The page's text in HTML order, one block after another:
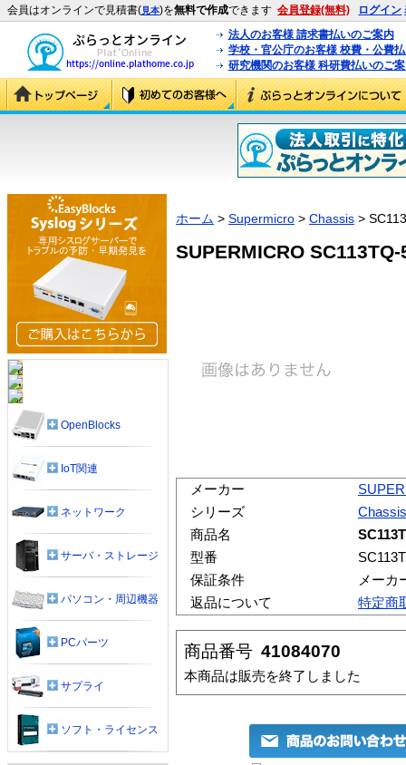
会員はオンラインで見積書(見本)を無料で作成できます 会員登録(無料) ログイン
法人のお客様 請求書払いのご案内
学校・官公庁のお客様 校費・公費
研究機関のお客様 科研費払いのご
ホーム > Supermicro > Chassis >
SUPERMICRO
メーカー
シリーズ
Chassis
商品名
型番
保証条件
メーカ
返品について
特定商
商品番号 41084070
本商品は販売を終了しました
OpenBlocks
IoT関連
ネットワーク
サーバ・ストレージ
パソコン・周辺機器
PCパーツ
サプライ
ソフト・ライセンス